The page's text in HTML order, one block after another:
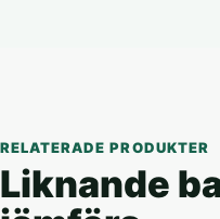
RELATERADE PRODUKTER
Liknande